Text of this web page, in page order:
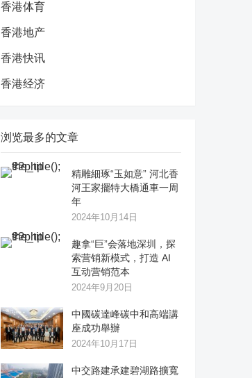
香港体育
香港地产
香港快讯
香港经济
浏览最多的文章
精雕細琢“玉如意” 河北香
河王家擺特大橋通車一周
年
2024年10月14日
趣拿“巨”会落地深圳，探
索营销新模式，打造 AI
互动营销范本
2024年9月20日
中國碳達峰碳中和高端講
座成功舉辦
2024年10月17日
中交路建承建碧湖路擴寬